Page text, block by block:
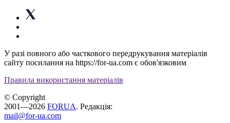
У разі повного або часткового передрукування матеріалів
сайту посилання на https://for-ua.com є обов'язковим
Правила використання матеріалів
© Copyright
2001—2026 FORUA. Редакція:
mail@for-ua.com